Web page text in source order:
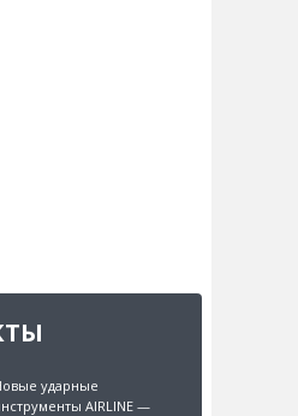
ударные
AIRLINE —